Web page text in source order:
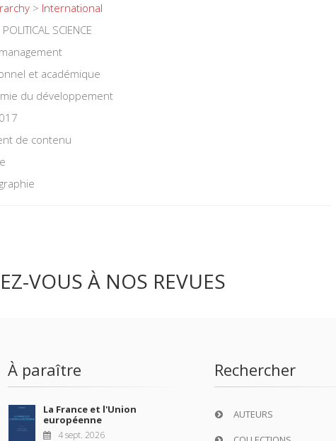
> International
SCIENCE
et académique
du développement
de contenu
VOUS À NOS REVUES
À paraître
La France et l'Union
européenne
4 sept. 2026
Rechercher
AUTEURS